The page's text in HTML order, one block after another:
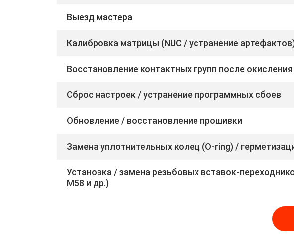
Выезд мастера
Калибровка матрицы (NUC / устранение артефактов)
Восстановление контактных групп после окисления
Сброс настроек / устранение программных сбоев
Обновление / восстановление прошивки
Замена уплотнительных колец (O-ring) /
Установка / замена резьбовых вставок-
M58 и др.)